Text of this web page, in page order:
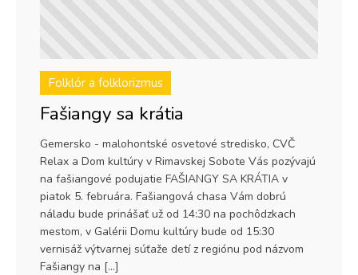
Folklór a folklorizmus
Fašiangy sa krátia
Gemersko - malohontské osvetové stredisko, CVČ
Relax a Dom kultúry v Rimavskej Sobote Vás pozývajú
na fašiangové podujatie FAŠIANGY SA KRÁTIA v
piatok 5. februára. Fašiangová chasa Vám dobrú
náladu bude prinášať už od 14:30 na pochôdzkach
mestom, v Galérii Domu kultúry bude od 15:30
vernisáž výtvarnej súťaže detí z regiónu pod názvom
Fašiangy na […]